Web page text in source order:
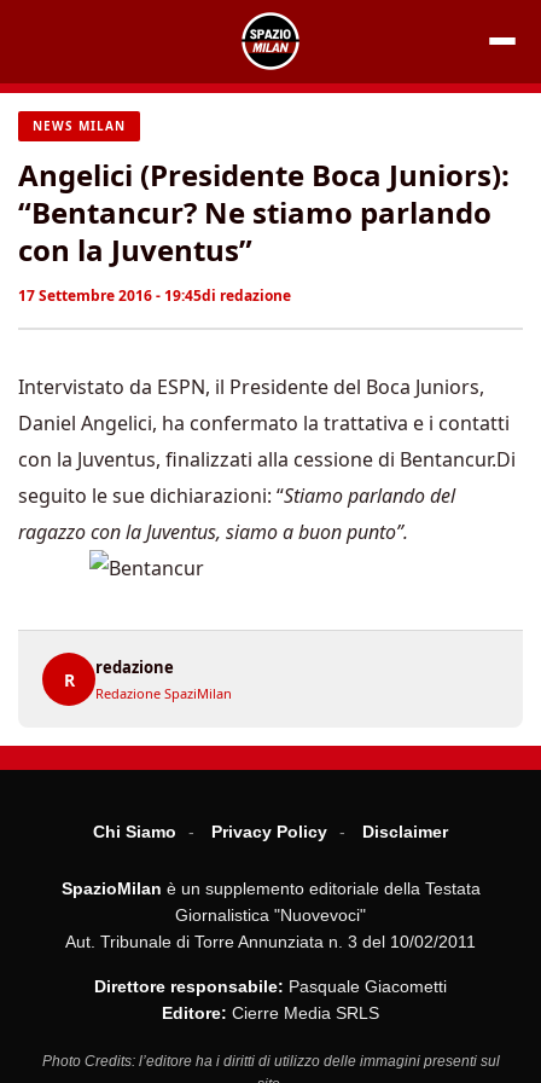
contenuto
NEWS MILAN
Angelici (Presidente Boca Juniors):
“Bentancur? Ne stiamo parlando
con la Juventus”
17 Settembre 2016 - 19:45di redazione
Intervistato da ESPN, il Presidente del Boca Juniors,
Daniel Angelici, ha confermato la trattativa e i contatti
con la Juventus, finalizzati alla cessione di Bentancur.Di
seguito le sue dichiarazioni: “Stiamo parlando del
ragazzo con la Juventus, siamo a buon punto”.
R
redazione
Redazione SpaziMilan
Chi Siamo Privacy Policy Disclaimer
SpazioMilan è un supplemento editoriale della Testata
Giornalistica "Nuovevoci"
Aut. Tribunale di Torre Annunziata n. 3 del 10/02/2011
Direttore responsabile: Pasquale Giacometti
Editore: Cierre Media SRLS
Photo Credits: l’editore ha i diritti di utilizzo delle immagini presenti sul